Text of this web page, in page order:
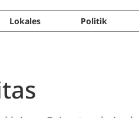
Lokales Politik